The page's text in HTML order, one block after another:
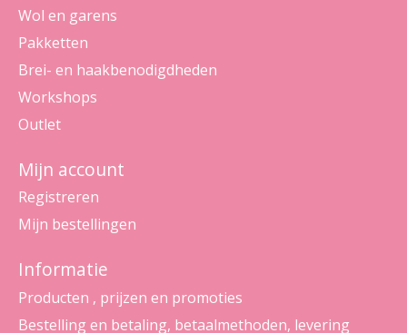
Wol en garens
Pakketten
Brei- en haakbenodigdheden
Workshops
Outlet
Mijn account
Registreren
Mijn bestellingen
Informatie
Producten , prijzen en promoties
Bestelling en betaling, betaalmethoden, levering